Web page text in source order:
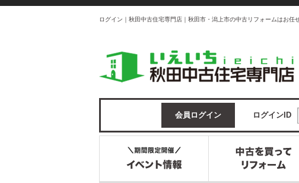
ログイン｜秋田中古住宅専門店｜秋田市・潟上市の中古リフォームはお任
会員ログイン ログインID